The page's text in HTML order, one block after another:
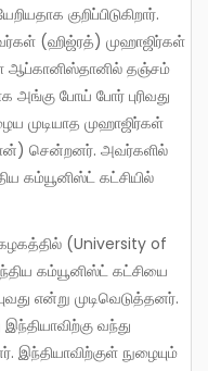
குறிப்பிடுகிறார்.
(ஹிஜ்ரத்) முஹாஜிர்கள்
ஆப்கானிஸ்தானில் தஞ்சம்
அங்கு போய் போர் புரிவது
முடியாத முஹாஜிர்கள்
சென்றனர். அவர்களில்
கம்யூனிஸ்ட் கட்சியில்
கம்யூனிஸ்ட் கட்சியை
என்று முடிவெடுத்தனர்.
வந்து
இந்தியாவிற்குள் நுழையும்